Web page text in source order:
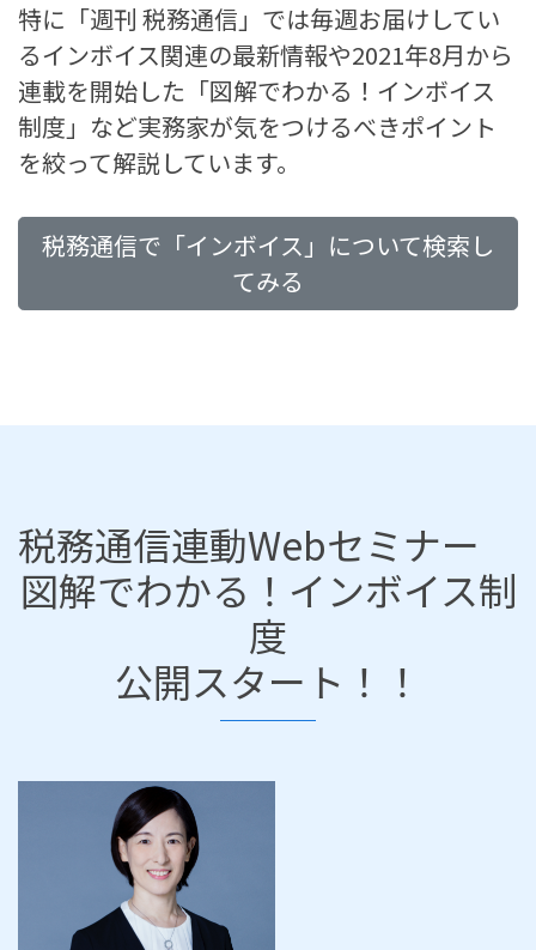
特に「週刊 税務通信」では毎週お届けしてい
るインボイス関連の最新情報や2021年8月から
連載を開始した「図解でわかる！インボイス
制度」など実務家が気をつけるべきポイント
を絞って解説しています。
税務通信で「インボイス」について検索し
てみる
税務通信連動Webセミナー
図解でわかる！インボイス制
度
公開スタート！！